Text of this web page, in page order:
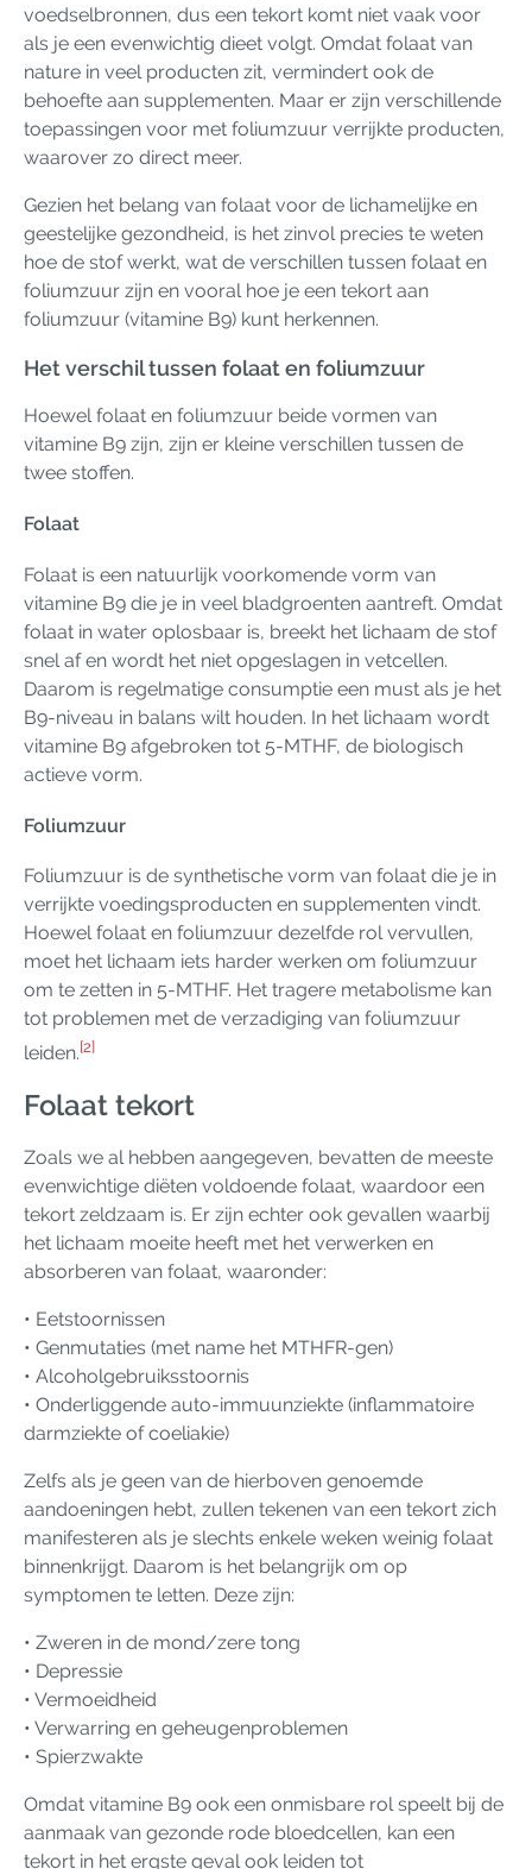
voedselbronnen, dus een tekort komt niet vaak voor
als je een evenwichtig dieet volgt. Omdat folaat van
nature in veel producten zit, vermindert ook de
behoefte aan supplementen. Maar er zijn verschillende
toepassingen voor met foliumzuur verrijkte producten,
waarover zo direct meer.
Gezien het belang van folaat voor de lichamelijke en
geestelijke gezondheid, is het zinvol precies te weten
hoe de stof werkt, wat de verschillen tussen folaat en
foliumzuur zijn en vooral hoe je een tekort aan
foliumzuur (vitamine B9) kunt herkennen.
Het verschil tussen folaat en foliumzuur
Hoewel folaat en foliumzuur beide vormen van
vitamine B9 zijn, zijn er kleine verschillen tussen de
twee stoffen.
Folaat
Folaat is een natuurlijk voorkomende vorm van
vitamine B9 die je in veel bladgroenten aantreft. Omdat
folaat in water oplosbaar is, breekt het lichaam de stof
snel af en wordt het niet opgeslagen in vetcellen.
Daarom is regelmatige consumptie een must als je het
B9-niveau in balans wilt houden. In het lichaam wordt
vitamine B9 afgebroken tot 5-MTHF, de biologisch
actieve vorm.
Foliumzuur
Foliumzuur is de synthetische vorm van folaat die je in
verrijkte voedingsproducten en supplementen vindt.
Hoewel folaat en foliumzuur dezelfde rol vervullen,
moet het lichaam iets harder werken om foliumzuur
om te zetten in 5-MTHF. Het tragere metabolisme kan
tot problemen met de verzadiging van foliumzuur
leiden.[2]
Folaat tekort
Zoals we al hebben aangegeven, bevatten de meeste
evenwichtige diëten voldoende folaat, waardoor een
tekort zeldzaam is. Er zijn echter ook gevallen waarbij
het lichaam moeite heeft met het verwerken en
absorberen van folaat, waaronder:
• Eetstoornissen
• Genmutaties (met name het MTHFR-gen)
• Alcoholgebruiksstoornis
• Onderliggende auto-immuunziekte (inflammatoire
darmziekte of coeliakie)
Zelfs als je geen van de hierboven genoemde
aandoeningen hebt, zullen tekenen van een tekort zich
manifesteren als je slechts enkele weken weinig folaat
binnenkrijgt. Daarom is het belangrijk om op
symptomen te letten. Deze zijn:
• Zweren in de mond/zere tong
• Depressie
• Vermoeidheid
• Verwarring en geheugenproblemen
• Spierzwakte
Omdat vitamine B9 ook een onmisbare rol speelt bij de
aanmaak van gezonde rode bloedcellen, kan een
tekort in het ergste geval ook leiden tot